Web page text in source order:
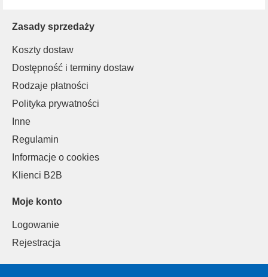
Zasady sprzedaży
Koszty dostaw
Dostępność i terminy dostaw
Rodzaje płatności
Polityka prywatności
Inne
Regulamin
Informacje o cookies
Klienci B2B
Moje konto
Logowanie
Rejestracja